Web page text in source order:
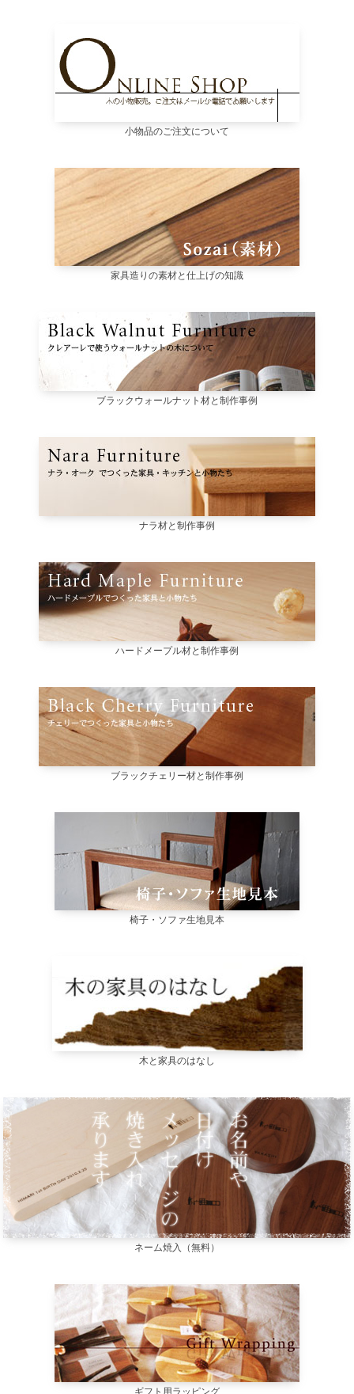
小物品のご注文について
家具造りの素材と仕上げの知識
ブラックウォールナット材と制作事例
ナラ材と制作事例
ハードメープル材と制作事例
ブラックチェリー材と制作事例
椅子・ソファ生地見本
木と家具のはなし
ネーム焼入（無料）